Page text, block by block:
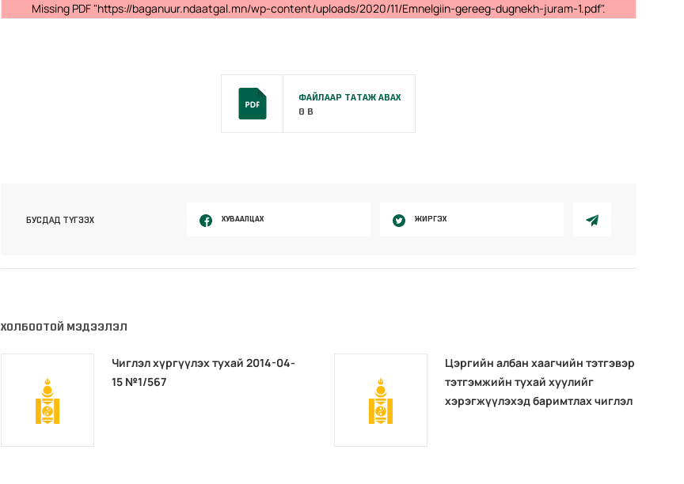
Missing PDF "https://baganuur.ndaatgal.mn/wp-content/uploads/2020/11/Emnelgiin-gereeg-dugnekh-juram-1.pdf".
ФАЙЛААР ТАТАЖ АВАХ
0 B
БУСДАД ТҮГЭЭХ ХУВААЛЦАХ ЖИРГЭХ
ХОЛБООТОЙ МЭДЭЭЛЭЛ
Чиглэл хүргүүлэх тухай 2014-04-
15 №1/567
Цэргийн албан хаагчийн тэтгэвэр
тэтгэмжийн тухай хуулийг
хэрэгжүүлэхэд баримтлах чиглэл